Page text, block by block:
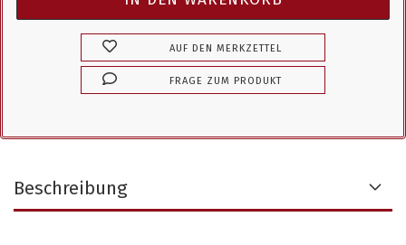
AUF DEN MERKZETTEL
FRAGE ZUM PRODUKT
Beschreibung